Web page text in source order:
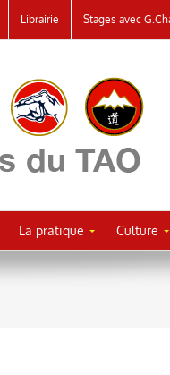
Librairie Stages avec
La pratique Culture